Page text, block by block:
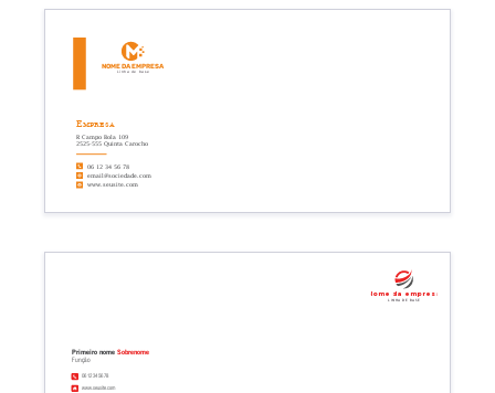
www.seusite.com
R Campo Bola 109
2525-555 Quinta Carocho
06 12 34 56 78
email@sociedade.com
Empresa
Nome da empresa
Linha de base
www.seusite.com
06 12 34 56 78
Função
Primeiro nome Sobrenome
Nome da empresa
Linha de base